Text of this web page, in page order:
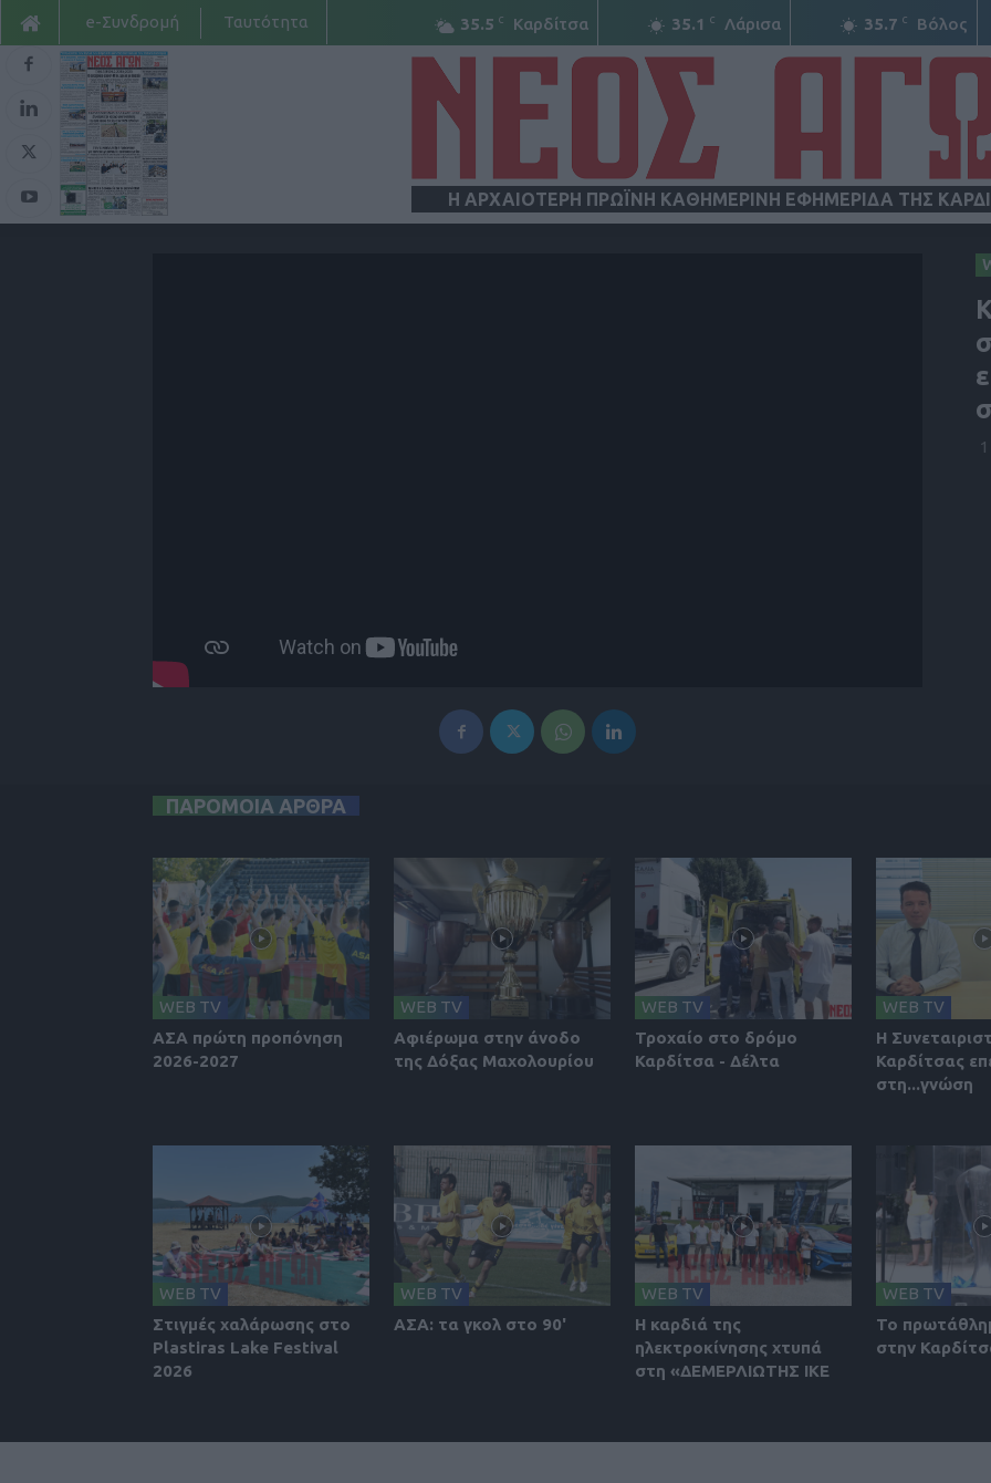
35.5 C Καρδίτσα 35.1 C Λάρισα 35.7 C Βόλος
e-Συνδρομή Ταυτότητα
Η ΑΡΧΑΙΟΤΕΡΗ ΠΡΩΪΝΗ ΚΑΘΗΜΕΡΙΝΗ ΕΦΗΜΕΡΙΔΑ ΤΗΣ
ΠΑΡΟΜΟΙΑ ΑΡΘΡΑ
WEB TV
ΑΣΑ πρώτη προπόνηση
2026-2027
WEB TV
Αφιέρωμα στην άνοδο
της Δόξας Μαχολουρίου
WEB TV
Τροχαίο στο δρόμο
Καρδίτσα - Δέλτα
WEB TV
Η
Καρδίτσας
στη...γνώση
WEB TV
Στιγμές χαλάρωσης στο
Plastiras Lake Festival
2026
WEB TV
ΑΣΑ: τα γκολ στο 90'
WEB TV
Η καρδιά της
ηλεκτροκίνησης χτυπά
στη «ΔΕΜΕΡΛΙΩΤΗΣ ΙΚΕ
WEB TV
Το
στην